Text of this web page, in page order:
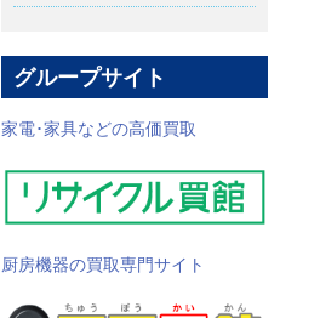
グループサイト
家電･家具などの高価買取
厨房機器の買取専門サイト